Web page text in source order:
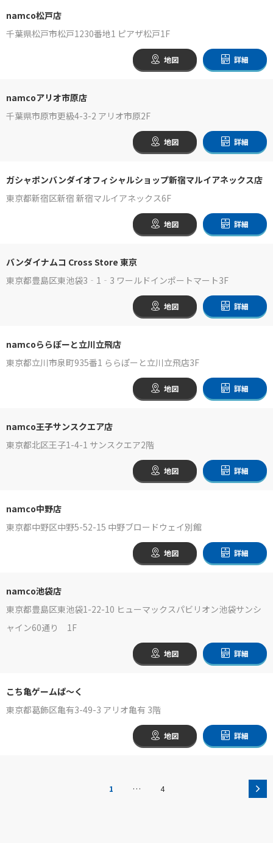
namco松戸店
千葉県松戸市松戸1230番地1 ピアザ松戸1F
地図 詳細
namcoアリオ市原店
千葉県市原市更級4-3-2 アリオ市原2F
地図 詳細
ガシャポンバンダイオフィシャルショップ新宿マルイアネックス店
東京都新宿区新宿 新宿マルイアネックス6F
地図 詳細
バンダイナムコ Cross Store 東京
東京都豊島区東池袋3‐1‐3 ワールドインポートマート3F
地図 詳細
namcoららぽーと立川立飛店
東京都立川市泉町935番1 ららぽーと立川立飛店3F
地図 詳細
namco王子サンスクエア店
東京都北区王子1-4-1 サンスクエア2階
地図 詳細
namco中野店
東京都中野区中野5-52-15 中野ブロードウェイ別館
地図 詳細
namco池袋店
東京都豊島区東池袋1-22-10 ヒューマックスパビリオン池袋サンシ
ャイン60通り 1F
地図 詳細
こち亀ゲームぱ～く
東京都葛飾区亀有3-49-3 アリオ亀有 3階
地図 詳細
1 … 4